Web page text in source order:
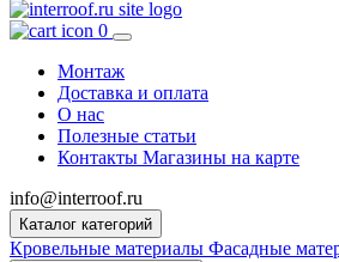
0
Монтаж
Доставка и оплата
О нас
Полезные статьи
Контакты Магазины на карте
info@interroof.ru
Каталог категорий
Кровельные материалы Фасадные